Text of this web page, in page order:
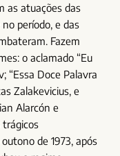
as atuações das
período, e das
Fazem
o aclamado “Eu
“Essa Doce Palavra
Zalakevicius, e
Alarcón e
trágicos
de 1973, após